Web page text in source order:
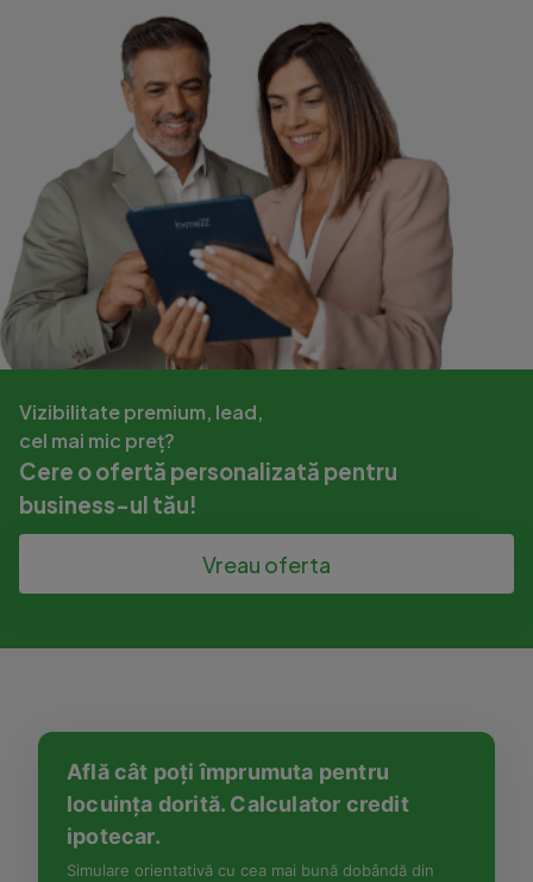
Vizibilitate premium, lead,
cel mai mic preț?
Cere o ofertă personalizată pentru
business-ul tău!
Vreau oferta
Află cât poți împrumuta pentru
locuința dorită. Calculator credit
ipotecar.
Simulare orientativă cu cea mai bună dobândă din